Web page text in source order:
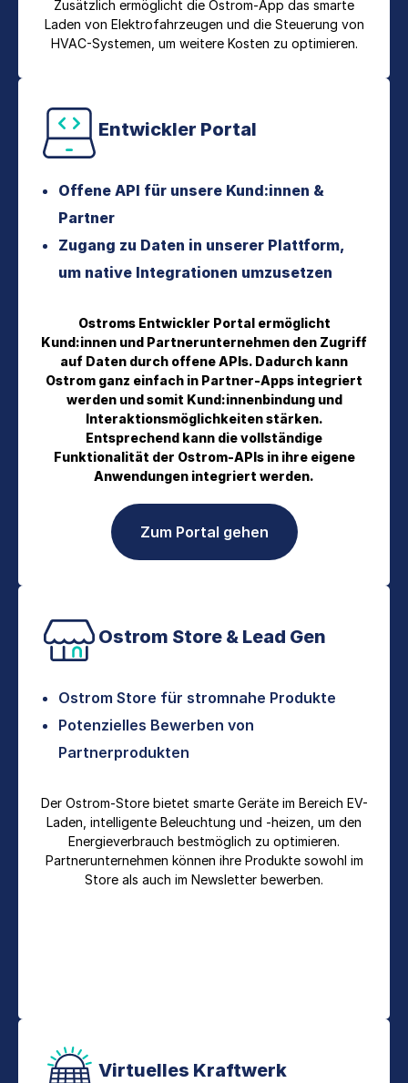
Zusätzlich ermöglicht die Ostrom-App das smarte
Laden von Elektrofahrzeugen und die Steuerung von
HVAC-Systemen, um weitere Kosten zu optimieren.
Entwickler Portal
Offene API für unsere Kund:innen &
Partner
Zugang zu Daten in unserer Plattform,
um native Integrationen umzusetzen
Ostroms Entwickler Portal ermöglicht
Kund:innen und Partnerunternehmen den Zugriff
auf Daten durch offene APIs. Dadurch kann
Ostrom ganz einfach in Partner-Apps integriert
werden und somit Kund:innenbindung und
Interaktionsmöglichkeiten stärken.
Entsprechend kann die vollständige
Funktionalität der Ostrom-APIs in ihre eigene
Anwendungen integriert werden.
Zum Portal gehen
Ostrom Store & Lead Gen
Ostrom Store für stromnahe Produkte
Potenzielles Bewerben von
Partnerprodukten
Der Ostrom-Store bietet smarte Geräte im Bereich EV-
Laden, intelligente Beleuchtung und -heizen, um den
Energieverbrauch bestmöglich zu optimieren.
Partnerunternehmen können ihre Produkte sowohl im
Store als auch im Newsletter bewerben.
Virtuelles Kraftwerk